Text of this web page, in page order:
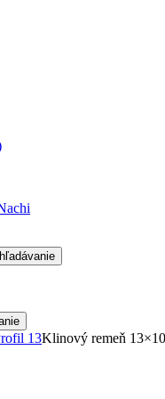
13Klinový remeň